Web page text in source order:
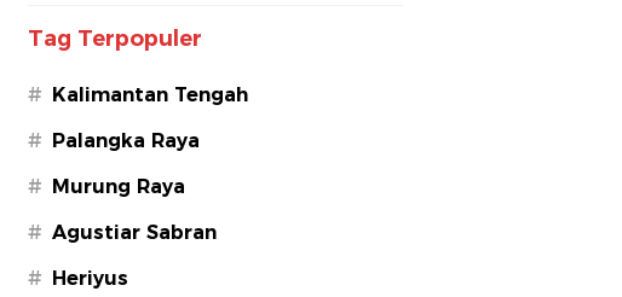
Tag Terpopuler
# Kalimantan Tengah
# Palangka Raya
# Murung Raya
# Agustiar Sabran
# Heriyus